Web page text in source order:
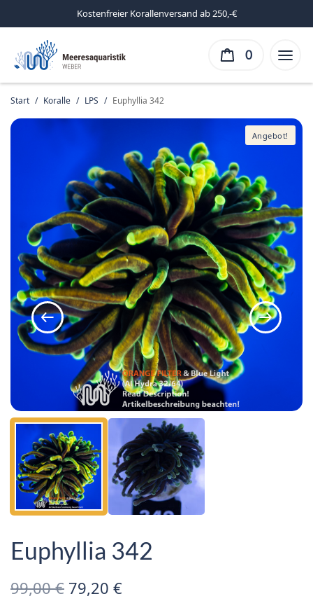
Kostenfreier Korallenversand ab 250,-€
0
Start / Koralle / LPS / Euphyllia 342
Angebot!
Euphyllia 342
99,00€ Ursprünglicher
79,20€